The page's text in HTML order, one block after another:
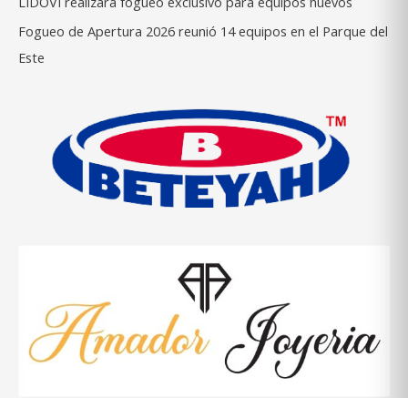
Fogueo de Apertura 2026 reunió 14 equipos en el Parque del
Este